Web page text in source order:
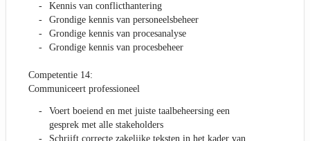
Kennis van conflicthantering
Grondige kennis van personeelsbeheer
Grondige kennis van procesanalyse
Grondige kennis van procesbeheer
Competentie 14:
Communiceert professioneel
Voert boeiend en met juiste taalbeheersing een
gesprek met alle stakeholders
Schrijft correcte zakelijke teksten in het kader van